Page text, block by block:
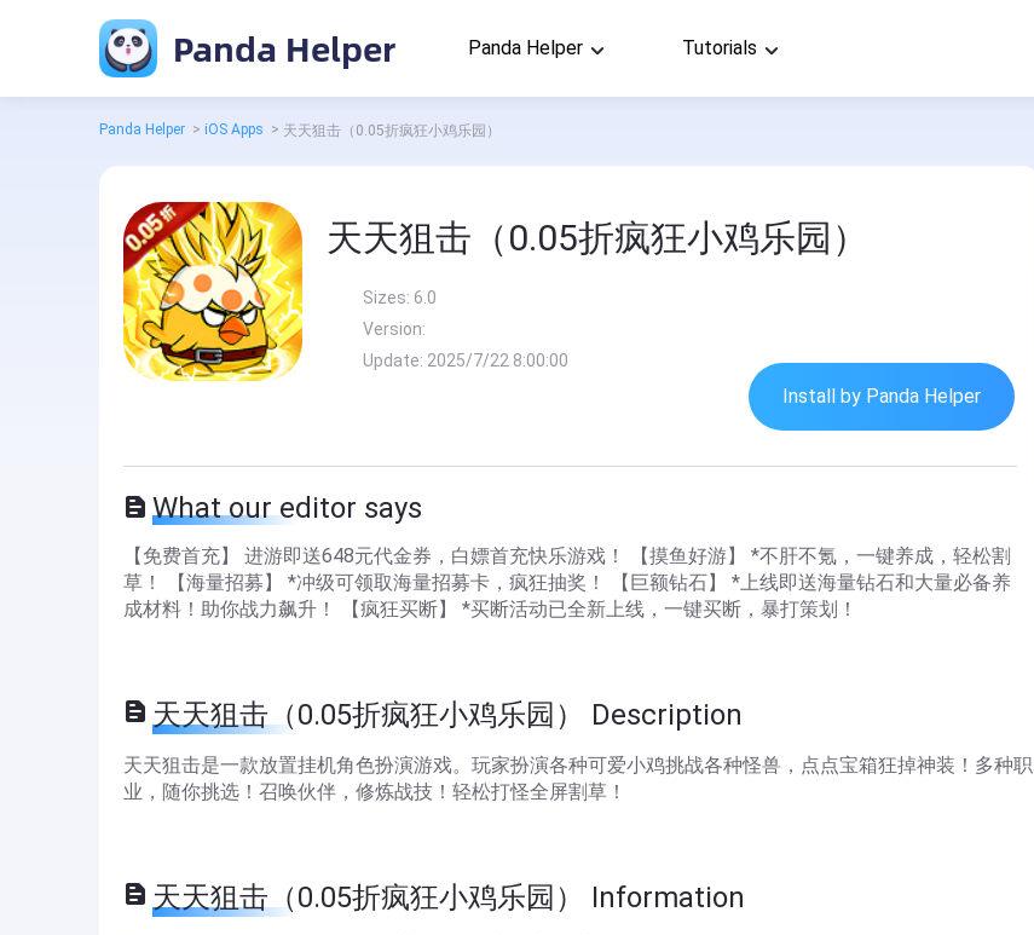
Panda Helper Panda Helper Tutorials
Panda Helper > iOS Apps > 天天狙击（0.05折疯狂小鸡乐园）
天天狙击（0.05折疯狂小鸡乐园）
Sizes: 6.0
Version:
Update: 2025/7/22 8:00:00
Install by Panda Helper
What our editor says
【免费首充】 进游即送648元代金券，白嫖首充快乐游戏！ 【摸鱼好游】 *不肝不氪，一键养成，轻松割
草！ 【海量招募】 *冲级可领取海量招募卡，疯狂抽奖！ 【巨额钻石】 *上线即送海量钻石和大量必备养
成材料！助你战力飙升！ 【疯狂买断】 *买断活动已全新上线，一键买断，暴打策划！
天天狙击（0.05折疯狂小鸡乐园） Description
天天狙击是一款放置挂机角色扮演游戏。玩家扮演各种可爱小鸡挑战各种怪兽，点点宝箱狂掉神装！多种职
业，随你挑选！召唤伙伴，修炼战技！轻松打怪全屏割草！
天天狙击（0.05折疯狂小鸡乐园） Information